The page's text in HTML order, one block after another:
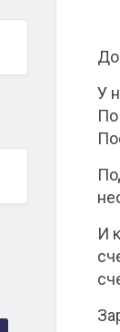
У
По
И